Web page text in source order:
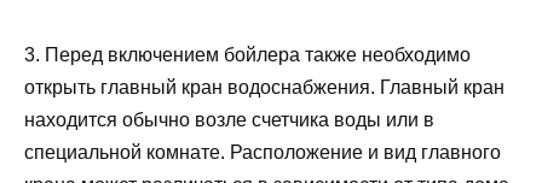
3. Перед включением бойлера также необходимо
открыть главный кран водоснабжения. Главный кран
находится обычно возле счетчика воды или в
специальной комнате. Расположение и вид главного